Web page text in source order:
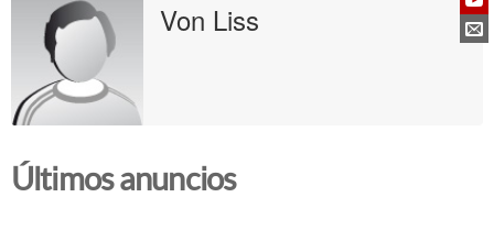
Von Liss
Últimos anuncios